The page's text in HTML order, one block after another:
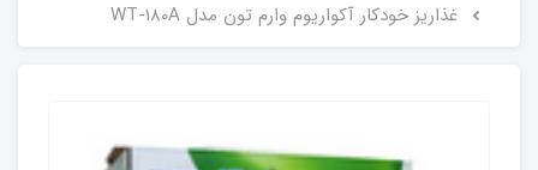
غذاریز خودکار آکواریوم وارم تون مدل WT-180A